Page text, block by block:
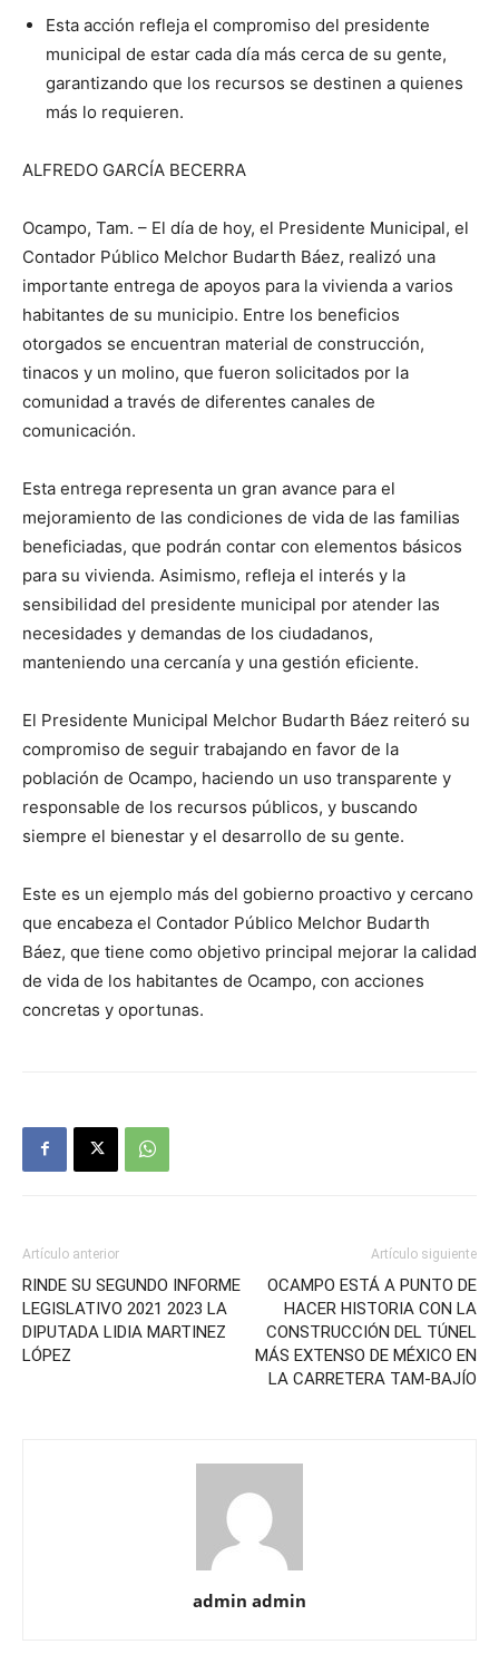
Esta acción refleja el compromiso del presidente
municipal de estar cada día más cerca de su gente,
garantizando que los recursos se destinen a quienes
más lo requieren.
ALFREDO GARCÍA BECERRA
Ocampo, Tam. – El día de hoy, el Presidente Municipal, el
Contador Público Melchor Budarth Báez, realizó una
importante entrega de apoyos para la vivienda a varios
habitantes de su municipio. Entre los beneficios
otorgados se encuentran material de construcción,
tinacos y un molino, que fueron solicitados por la
comunidad a través de diferentes canales de
comunicación.
Esta entrega representa un gran avance para el
mejoramiento de las condiciones de vida de las familias
beneficiadas, que podrán contar con elementos básicos
para su vivienda. Asimismo, refleja el interés y la
sensibilidad del presidente municipal por atender las
necesidades y demandas de los ciudadanos,
manteniendo una cercanía y una gestión eficiente.
El Presidente Municipal Melchor Budarth Báez reiteró su
compromiso de seguir trabajando en favor de la
población de Ocampo, haciendo un uso transparente y
responsable de los recursos públicos, y buscando
siempre el bienestar y el desarrollo de su gente.
Este es un ejemplo más del gobierno proactivo y cercano
que encabeza el Contador Público Melchor Budarth
Báez, que tiene como objetivo principal mejorar la calidad
de vida de los habitantes de Ocampo, con acciones
concretas y oportunas.
Artículo anterior
RINDE SU SEGUNDO INFORME
LEGISLATIVO 2021 2023 LA
DIPUTADA LIDIA MARTINEZ
LÓPEZ
Artículo siguiente
OCAMPO ESTÁ A PUNTO DE
HACER HISTORIA CON LA
CONSTRUCCIÓN DEL TÚNEL
MÁS EXTENSO DE MÉXICO EN
LA CARRETERA TAM-BAJÍO
admin admin